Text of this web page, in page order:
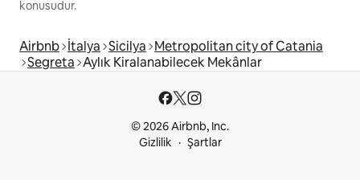
konusudur.
Airbnb İtalya Sicilya Metropolitan city of Catania
Segreta Aylık Kiralanabilecek Mekânlar
© 2026 Airbnb, Inc.
Gizlilik
Şartlar